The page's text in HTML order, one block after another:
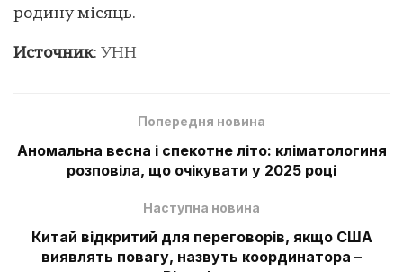
родину місяць.
Источник: УНН
Попередня новина
Аномальна весна і спекотне літо: кліматологиня
розповіла, що очікувати у 2025 році
Наступна новина
Китай відкритий для переговорів, якщо США
виявлять повагу, назвуть координатора –